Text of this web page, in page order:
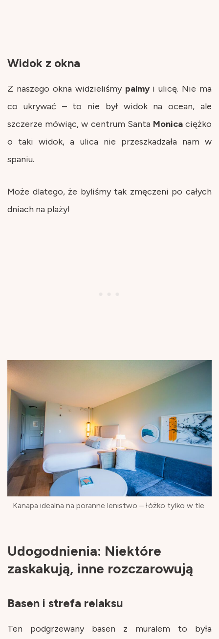
Widok z okna
Z naszego okna widzieliśmy palmyi ulicę. Nie ma
co ukrywać – to nie był widok na ocean, ale
szczerze mówiąc, w centrum Santa Monicaciężko
o taki widok, a ulica nie przeszkadzała nam w
spaniu.
Może dlatego, że byliśmy tak zmęczeni po całych
dniach na plaży!
Kanapa idealna na poranne lenistwo – łóżko tylko w tle
Udogodnienia: Niektóre
zaskakują, inne rozczarowują
Basen i strefa relaksu
Ten podgrzewany basen z muralem to była